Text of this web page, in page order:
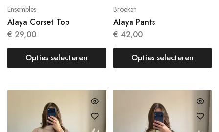
Ensembles
Alaya Corset Top
€ 29,00
Opties selecteren
Broeken
Alaya Pants
€ 42,00
Opties selecteren